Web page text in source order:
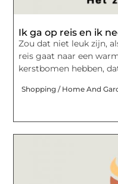
Ik ga op reis en ik
Zou dat niet leuk zijn,
reis gaat naar een
kerstbomen hebben,
Shopping / Home And